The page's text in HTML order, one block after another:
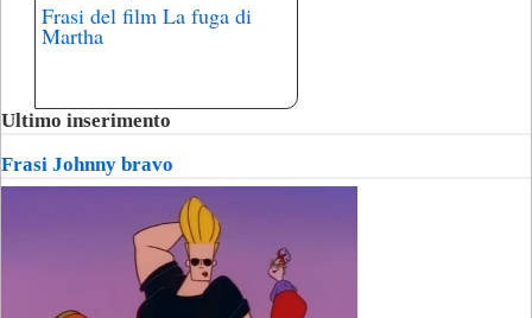
Frasi del film La fuga di
Martha
Ultimo inserimento
Frasi Johnny bravo